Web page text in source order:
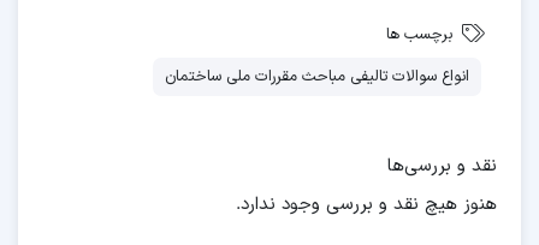
برچسب ها
انواع سوالات تالیفی مباحث مقررات ملی ساختمان
نقد و بررسی‌ها
هنوز هیچ نقد و بررسی وجود ندارد.